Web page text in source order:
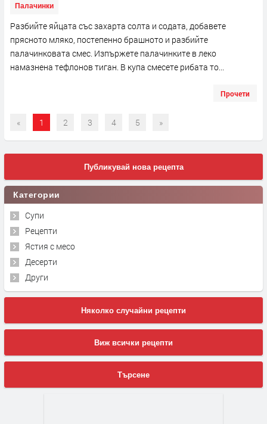
Палачинки
Разбийте яйцата със захарта солта и содата, добавете
прясното мляко, постепенно брашното и разбийте
палачинковата смес. Изпържете палачинките в леко
намазнена тефлонов тиган. В купа смесете рибата то...
Прочети
« 1 2 3 4 5 »
Публикувай нова рецепта
Категории
Супи
Рецепти
Ястия с месо
Десерти
Други
Няколко случайни рецепти
Виж всички рецепти
Търсене